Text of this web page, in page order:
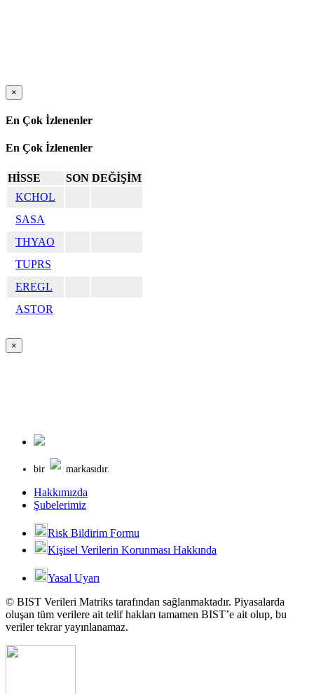
×
En Çok İzlenenler
En Çok İzlenenler
HİSSE SON DEĞİŞİM
KCHOL
SASA
THYAO
TUPRS
EREGL
ASTOR
×
bir markasıdır.
Hakkımızda
Şubelerimiz
Risk Bildirim Formu
Kişisel Verilerin Korunması Hakkında
Yasal Uyarı
© BIST Verileri Matriks tarafından sağlanmaktadır. Piyasalarda
oluşan tüm verilere ait telif hakları tamamen BIST’e ait olup, bu
veriler tekrar yayınlanamaz.